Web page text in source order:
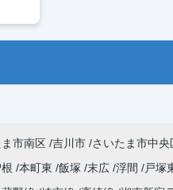
市南区 吉川市
さいたま市中央
本町東 飯塚 末広 浮間
戸塚